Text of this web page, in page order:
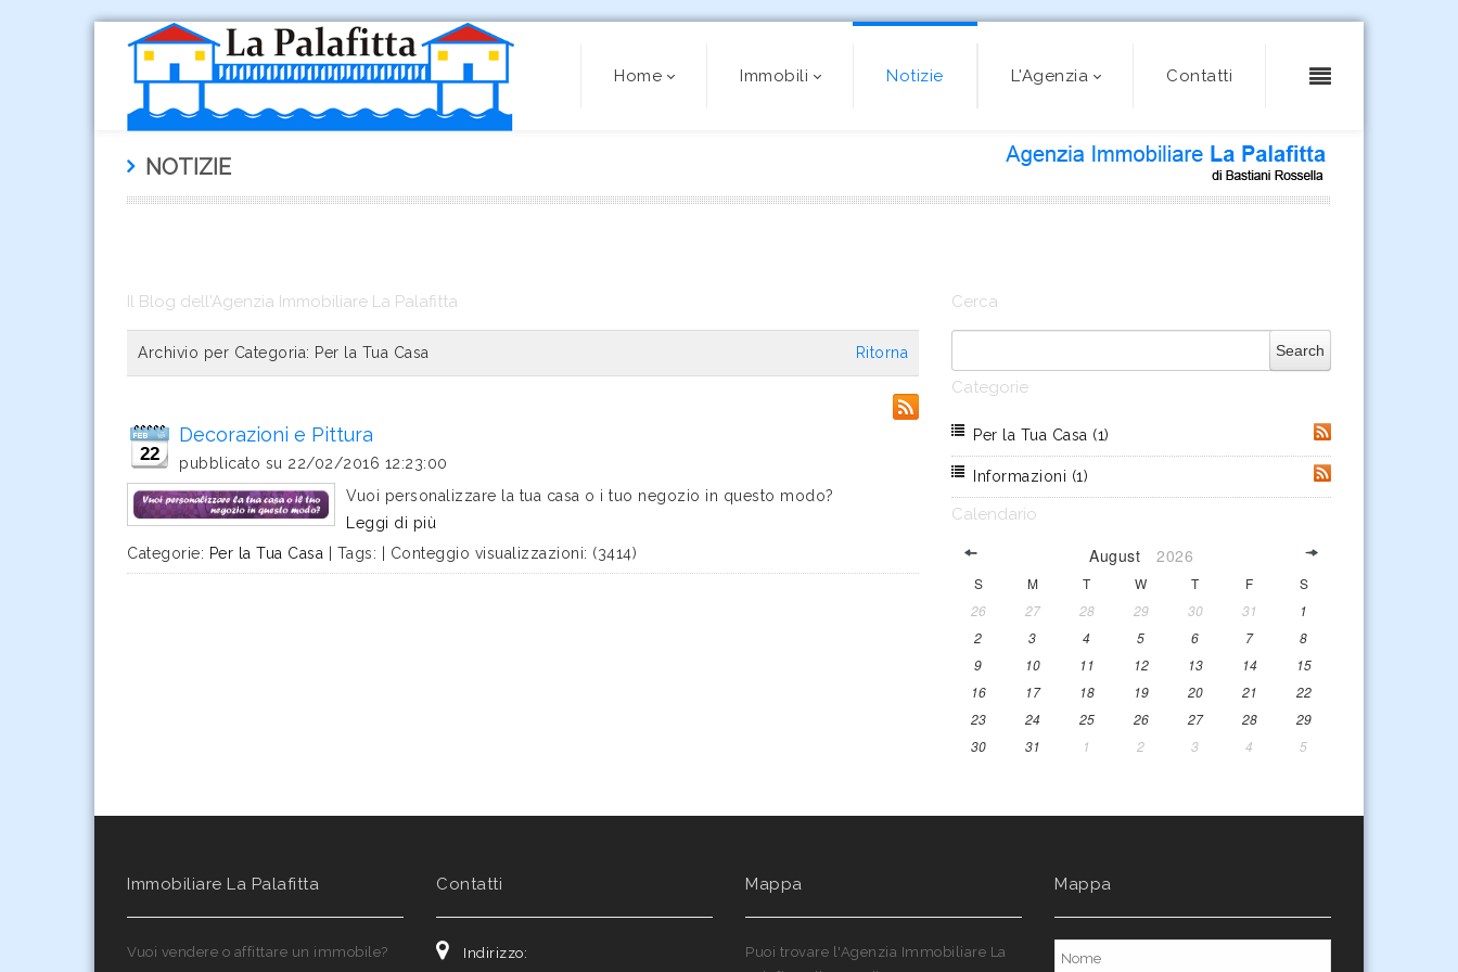
Home Immobili Notizie L'Agenzia Contatti
NOTIZIE
Il Blog dell'Agenzia Immobiliare La Palafitta
Archivio per Categoria: Per la Tua Casa Ritorna
22
Decorazioni e Pittura
pubblicato su 22/02/2016 12:23:00
Vuoi personalizzare la tua casa o i tuo negozio in questo modo?
Leggi di più
Categorie: Per la Tua Casa Tags: Conteggio visualizzazioni: (3414)
Cerca
Categorie
Per la Tua Casa (1)
Informazioni (1)
Calendario
August 2026
S M T W T F
S
26
27 28 29 30 31
1
2
3 4 5 6 7
8
9
10 11 12 13 14
15
16
17 18 19 20 21
22
23
24 25 26 27 28
29
30
31 1 2 3 4 5
Immobiliare La Palafitta
Vuoi vendere o affittare un immobile?
Contatti
Indirizzo:
Mappa
Puoi trovare l'Agenzia Immobiliare La
Mappa